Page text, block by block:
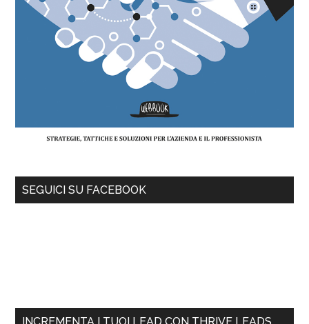
SEGUICI SU FACEBOOK